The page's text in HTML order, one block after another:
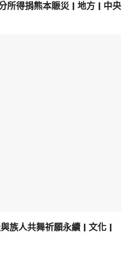
所得捐熊本賑災 | 地方 | 中央
族人共舞祈願永續 | 文化 |